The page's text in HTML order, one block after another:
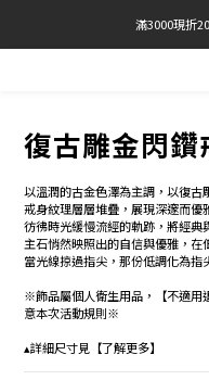
官網限定!
滿3000現折
BRATOP專
復古雕金閃鑽
以溫潤的古金色澤為主調，以復古
戒身紋理層層堆疊，展現深邃而優
彷彿時光緩慢流經的軌跡，將經典
主石悄然映照出的自信與優雅，在
當光線掠過指尖，那份低調化為指
※飾品屬個人衛生用品，【不適用
意本次活動規則※
▴詳細尺寸見【了解更多】